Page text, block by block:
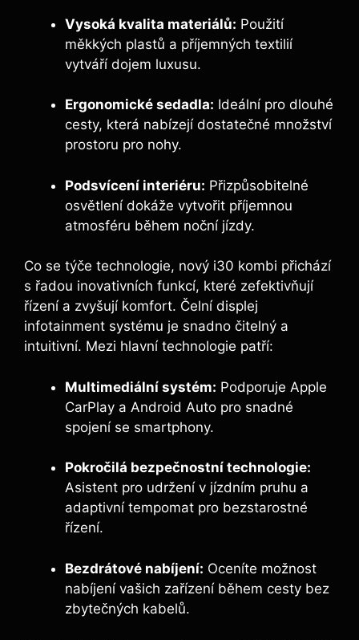
Vysoká kvalita materiálů: Použití
měkkých plastů a příjemných textilií
vytváří dojem luxusu.
Ergonomické sedadla: Ideální pro dlouhé
cesty, která nabízejí dostatečné množství
prostoru pro nohy.
Podsvícení interiéru: Přizpůsobitelné
osvětlení dokáže vytvořit příjemnou
atmosféru během noční jízdy.
Co se týče technologie, nový i30 kombi přichází
s řadou inovativních funkcí, které zefektivňují
řízení a zvyšují komfort. Čelní displej
infotainment systému je snadno čitelný a
intuitivní. Mezi hlavní technologie patří:
Multimediální systém: Podporuje Apple
CarPlay a Android Auto pro snadné
spojení se smartphony.
Pokročilá bezpečnostní technologie:
Asistent pro udržení v jízdním pruhu a
adaptivní tempomat pro bezstarostné
řízení.
Bezdrátové nabíjení: Oceníte možnost
nabíjení vašich zařízení během cesty bez
zbytečných kabelů.